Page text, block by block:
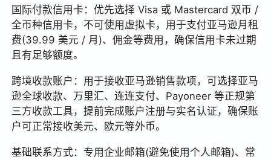
国际付款信用卡：优先选择 Visa 或 Mastercard 双币 /
全币种信用卡，不可使用虚拟卡，用于支付亚马逊月租
费(39.99 美元 / 月)、佣金等费用，确保信用卡未过期
且有足够额度。
跨境收款账户：用于接收亚马逊销售款项，可选择亚马
逊全球收款、万里汇、连连支付、Payoneer 等正规第
三方收款工具，提前完成账户注册与实名认证，确保账
户可正常接收美元、欧元等外币。
基础联系方式：专用企业邮箱(避免使用个人邮箱)、常